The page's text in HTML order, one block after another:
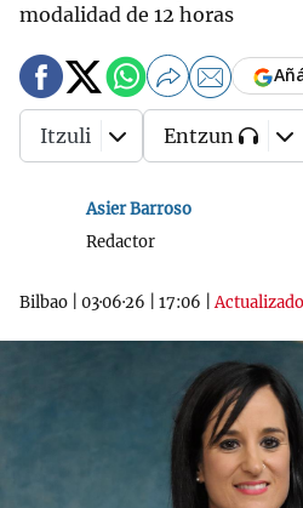
modalidad de 12 horas
Asier Barroso
Redactor
Bilbao 03·06·26 17:06 |
Itzuli Entzun